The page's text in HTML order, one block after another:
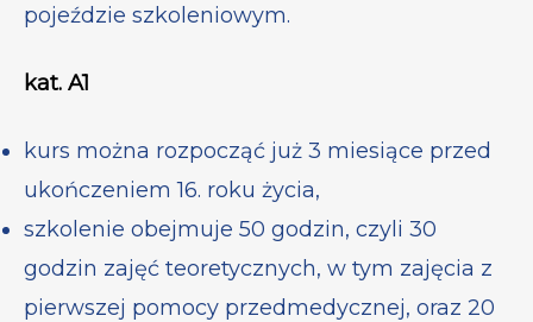
pojeździe szkoleniowym.
kat. A1
kurs można rozpocząć już 3 miesiące przed
ukończeniem 16. roku życia,
szkolenie obejmuje 50 godzin, czyli 30
godzin zajęć teoretycznych, w tym zajęcia z
pierwszej pomocy przedmedycznej, oraz 20